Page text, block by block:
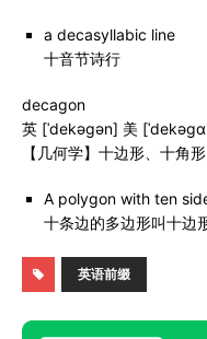
a decasyllabic line
十音节诗行
decagon
英 [ˈdekəɡən] 美
【几何学】十边形、十角形
A polygon with ten
十条边的多边形叫十边形
英语前缀